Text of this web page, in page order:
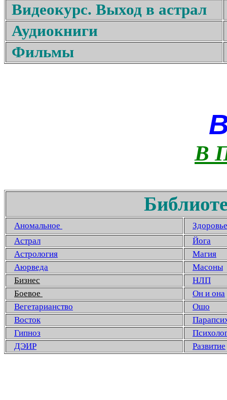
Видеокурс. Выход в астрал
Аудиокниги
Фильмы
В
Аномальное
Здоровье
Астрал
Йога
Астрология
Магия
Аюрведа
Масоны
Бизнес
НЛП
Боевое
Он и она
Вегетарианство
Ошо
Восток
Гипноз
ДЭИР
Развитие